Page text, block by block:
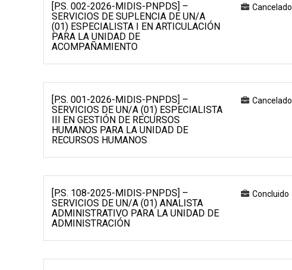
[P.S. 002-2026-MIDIS-PNPDS] –
SERVICIOS DE SUPLENCIA DE UN/A
(01) ESPECIALISTA I EN ARTICULACIÓN
PARA LA UNIDAD DE
ACOMPAÑAMIENTO
Cancelado
[P.S. 001-2026-MIDIS-PNPDS] –
SERVICIOS DE UN/A (01) ESPECIALISTA
III EN GESTIÓN DE RECURSOS
HUMANOS PARA LA UNIDAD DE
RECURSOS HUMANOS
Cancelado
[P.S. 108-2025-MIDIS-PNPDS] –
SERVICIOS DE UN/A (01) ANALISTA
ADMINISTRATIVO PARA LA UNIDAD DE
ADMINISTRACIÓN
Concluido